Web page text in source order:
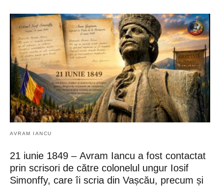
AVRAM IANCU
21 iunie 1849 – Avram Iancu a fost contactat
prin scrisori de către colonelul ungur Iosif
Simonffy, care îi scria din Vașcău, precum și